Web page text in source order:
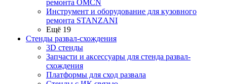
ремонта OMCN
Инструмент и оборудование для кузовного
ремонта STANZANI
Ещё 19
Стенды развал-схождения
3D стенды
Запчасти и аксессуары для стенда развал-
схождения
Платформы для сход развала